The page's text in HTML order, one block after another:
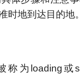
时地到达目的地。
为loading或